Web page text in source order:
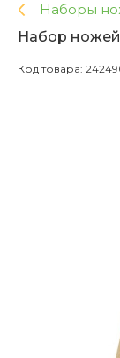
Наборы
Набор ножей
Код товара: